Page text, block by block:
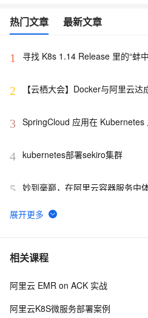
热门文章 最新文章
1 寻找 K8s 1.14 Release 里的“蚌
2
【云栖大会】Docker与阿里云
3 SpringCloud 应用在
4 kubernetes部署sekiro集群
5 妙到毫巅，在阿里云容器服务中
6 k8s 【策略】【资源管理】
7 大规模 K8s 集群管理经验分享 · 上
8 Kubernetes集群故障排查—使用
相关课程
阿里云 EMR on ACK 实战
阿里云K8S微服务部署案例